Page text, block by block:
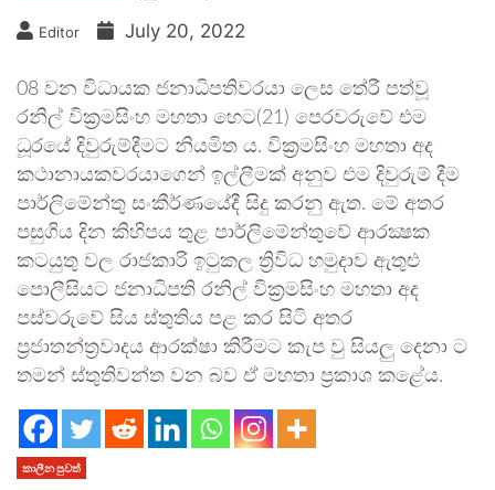
Editor July 20, 2022
08 වන විධායක ජනාධිපතිවරයා ලෙස තේරී පත්වූ
රනිල් වික්‍රමසිංහ මහතා හෙට(21) පෙරවරුවේ එම
ධූරයේ දිවුරුම්දීමට නියමිත ය. වික්‍රමසිංහ මහතා අද
කථානායකවරයාගෙන් ඉල්ලීමක් අනුව එම දිවුරුම් දීම
පාර්ලිමේන්තු සංකීර්ණයේදී සිදු කරනු ඇත. මේ අතර
පසුගිය දින කිහිපය තුළ පාර්ලිමේන්තුවේ ආරක්‍ෂක
කටයුතු වල රාජකාරි ඉටුකල ත්‍රිවිධ හමුදාව ඇතුළු
පොලීසියට ජනාධිපති රනිල් වික්‍රමසිංහ මහතා අද
පස්වරුවේ සිය ස්තුතිය පළ කර සිටි අතර
ප්‍රජාතන්ත්‍රවාදය ආරක්ෂා කිරීමට කැප වු සියලු දෙනා ට
තමන් ස්තුතිවන්ත වන බව ඒ මහතා ප්‍රකාශ කළේය.
කාලීන පුවත්